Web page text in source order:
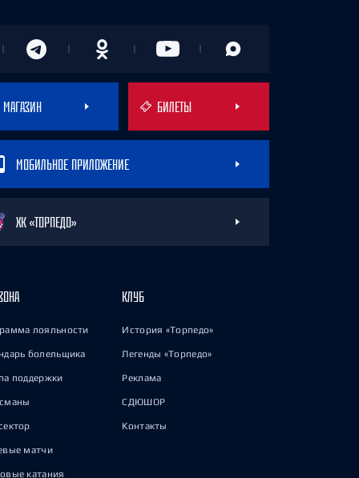
МАГАЗИН БИЛЕТЫ
МОБИЛЬНОЕ ПРИЛОЖЕНИЕ
ХК «ТОРПЕДО»
лояльности
болельщика
поддержки
матчи
катания
КЛУБ
История «Торпедо»
Легенды «Торпедо»
Реклама
СДЮШОР
Контакты